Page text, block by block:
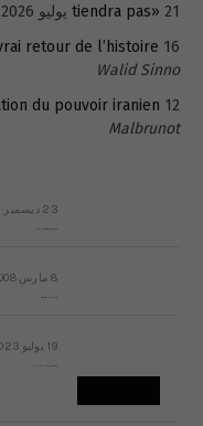
tiendra pas» 21 يوليو 2026
retour de l’histoire 16 يوليو 2026
Walid Sinno
du pouvoir iranien 12 يوليو 2026
Malbrunot
23 ديسمبر 2011
8 مارس 2008
19 يوليو 2023